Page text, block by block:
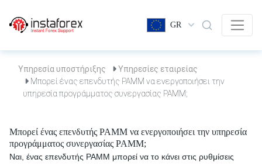
GR
Υπηρεσία υποστήριξης
Υπηρεσίες εταιρείας
Μπορεί ένας επενδυτής PAMM να ενεργοποιήσει την
υπηρεσία προγράμματος συνεργασίας PAMM;
Μπορεί ένας επενδυτής PAMM να ενεργοποιήσει την υπηρεσία
προγράμματος συνεργασίας PAMM;
Ναι, ένας επενδυτής PAMM μπορεί να το κάνει στις ρυθμίσεις